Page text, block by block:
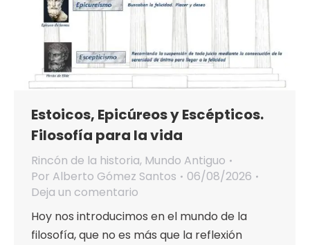
Estoicos, Epicúreos y Escépticos.
Filosofía para la vida
Rincón de la historia, Mundo Antiguo
Por Alberto Gómez Santos
06/08/2026
Deja un comentario
Hoy nos introducimos en el mundo de la
filosofía, que no es más que la reflexión